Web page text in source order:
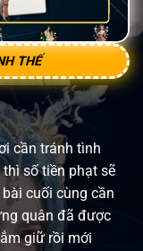
THẾ
cần tránh tình
số tiền phạt sẽ
cuối cùng cần
quân đã được
giữ rồi mới